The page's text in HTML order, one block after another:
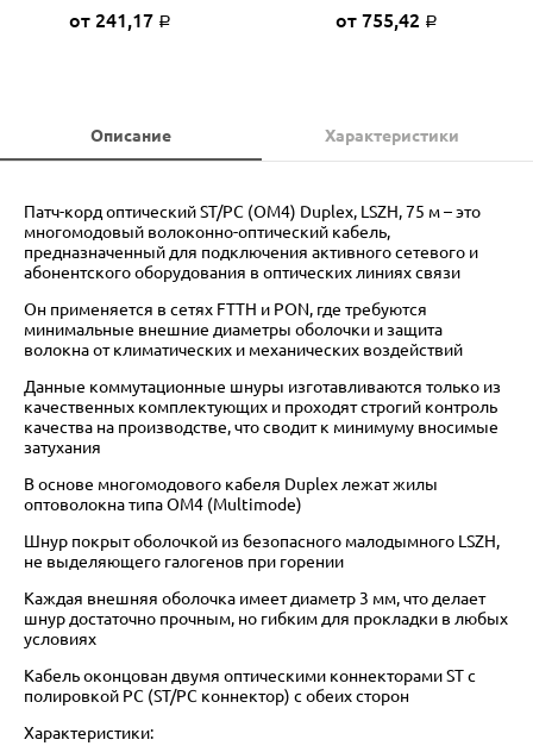
от 241,17 Р от 755,42 Р
Описание Характеристики
Патч-корд оптический ST/PC (OM4) Duplex, LSZH, 75 м – это
многомодовый волоконно-оптический кабель,
предназначенный для подключения активного сетевого и
абонентского оборудования в оптических линиях связи
Он применяется в сетях FTTH и PON, где требуются
минимальные внешние диаметры оболочки и защита
волокна от климатических и механических воздействий
Данные коммутационные шнуры изготавливаются только из
качественных комплектующих и проходят строгий контроль
качества на производстве, что сводит к минимуму вносимые
затухания
В основе многомодового кабеля Duplex лежат жилы
оптоволокна типа OM4 (Multimode)
Шнур покрыт оболочкой из безопасного малодымного LSZH,
не выделяющего галогенов при горении
Каждая внешняя оболочка имеет диаметр 3 мм, что делает
шнур достаточно прочным, но гибким для прокладки в любых
условиях
Кабель оконцован двумя оптическими коннекторами ST с
полировкой PC (ST/PC коннектор) с обеих сторон
Характеристики: